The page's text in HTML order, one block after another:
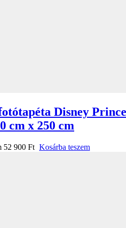
Disney
cm x 250 cm
52 900 Ft Kosárba teszem